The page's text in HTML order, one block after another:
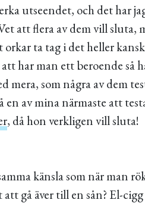
utseendet, och det har
att flera av dem vill sluta,
ta tag i det heller
har man ett beroende så
som några av dem
en av mina närmaste att
, då hon verkligen vill sluta!
känsla som när man
gå äver till en sån? El-